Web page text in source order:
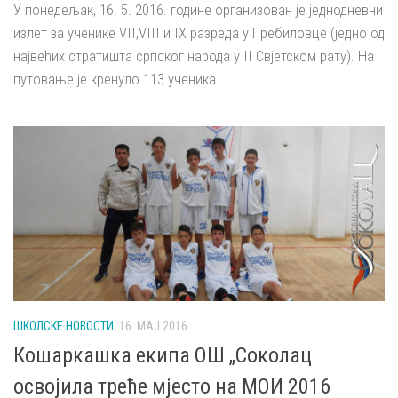
У понедељак, 16. 5. 2016. године организован је једнодневни
излет за ученике VII,VIII и IX разреда у Пребиловце (једно од
највећих стратишта српског народа у II Свјетском рату). На
путовање је кренуло 113 ученика...
ШКОЛСКЕ НОВОСТИ 16. МАЈ 2016.
Кошаркашка екипа ОШ „Соколац
освојила треће мјесто на МОИ 2016